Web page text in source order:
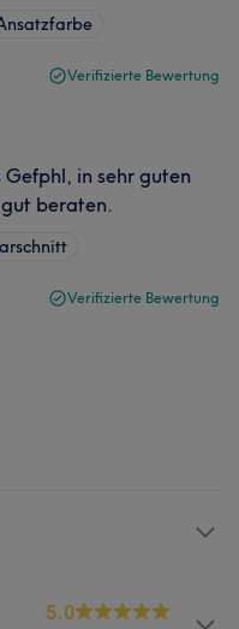
Verifizierte Bewertung
in sehr guten
beraten.
Verifizierte Bewertung
5.0